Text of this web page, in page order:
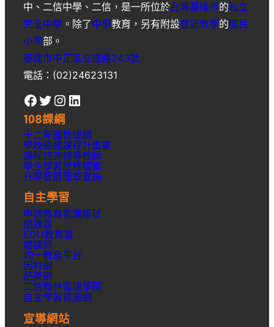
中 、 二信中學 、 二信 ，是一所位於台灣基隆市的私立
完全中學 。除了中學教育，另有附設雙語教學的國民
小學部。
基隆市中正區立德路243號
電話：(02)24623131
Facebook Twitter Instagram LinkedIn
108課綱
十二年國教總綱
學校總體課程計畫書
課程諮詢輔導教師
學生學習歷程檔案
升學管道簡章查詢
自主學習
申請教育雲端帳號
酷課雲
EDU教育雲
磨課師
均一教育平台
因材網
酷英網
二信翰林雲端學院
自主學習資源網
宣導網站